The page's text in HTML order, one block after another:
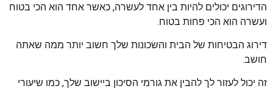
הדירוגים יכולים להיות בין אחד לעשרה, כאשר אחד הוא הכי בטוח
ועשרה הוא הכי פחות בטוח.
דירוג הבטיחות של הבית והשכונות שלך חשוב יותר ממה שאתה
חושב.
זה יכול לעזור לך להבין את גורמי הסיכון ביישוב שלך, כמו שיעורי